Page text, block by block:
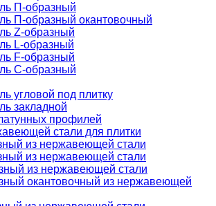
П-образный
П-образный окантовочный
Z-образный
L-образный
F-образный
C-образный
угловой под плитку
закладной
профилей
стали для плитки
из нержавеющей стали
из нержавеющей стали
из нержавеющей стали
окантовочный из нержавеющей